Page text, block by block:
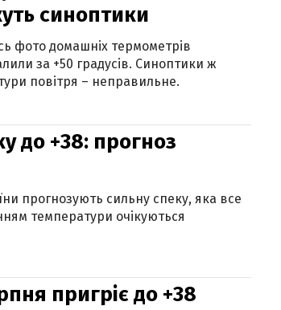
синоптики
фото домашніх термометрів
за +50 градусів. Синоптики ж
повітря – неправильне.
до +38: прогноз
прогнозують сильну спеку, яка все
температури очікуються
пригріє до +38